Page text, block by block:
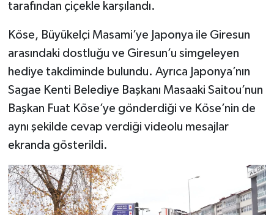
tarafından çiçekle karşılandı.
Köse, Büyükelçi Masami’ye Japonya ile Giresun
arasındaki dostluğu ve Giresun’u simgeleyen
hediye takdiminde bulundu. Ayrıca Japonya’nın
Sagae Kenti Belediye Başkanı Masaaki Saitou’nun
Başkan Fuat Köse’ye gönderdiği ve Köse’nin de
aynı şekilde cevap verdiği videolu mesajlar
ekranda gösterildi.